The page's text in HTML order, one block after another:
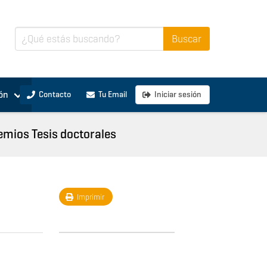
Contacto Tu Email Iniciar sesión
Tesis doctorales
Imprimir